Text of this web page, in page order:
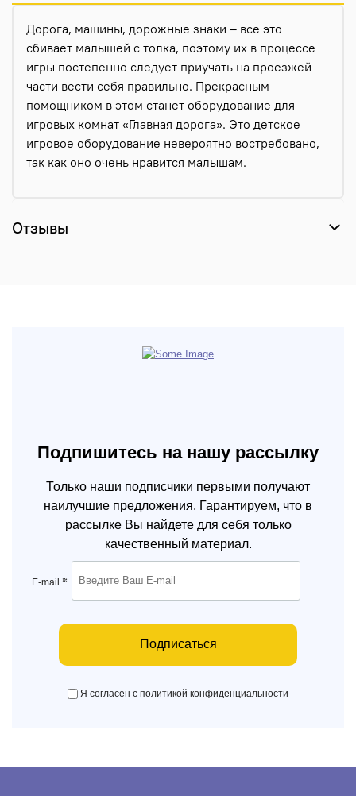
Дорога, машины, дорожные знаки – все это
сбивает малышей с толка, поэтому их в процессе
игры постепенно следует приучать на проезжей
части вести себя правильно. Прекрасным
помощником в этом станет оборудование для
игровых комнат «Главная дорога». Это детское
игровое оборудование невероятно востребовано,
так как оно очень нравится малышам.
Отзывы
Подпишитесь на нашу рассылку
Только наши подписчики первыми получают
наилучшие предложения. Гарантируем, что в
рассылке Вы найдете для себя только
качественный материал.
E-mail *
Подписаться
Я согласен с политикой конфиденциальности